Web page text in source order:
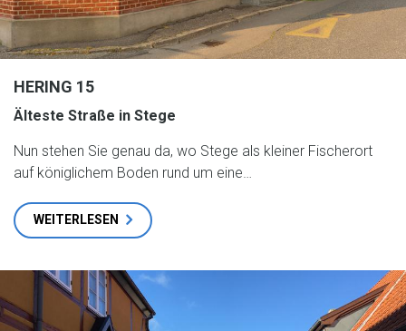
HERING 15
Älteste Straße in Stege
Nun stehen Sie genau da, wo Stege als kleiner Fischerort
auf königlichem Boden rund um eine…
WEITERLESEN